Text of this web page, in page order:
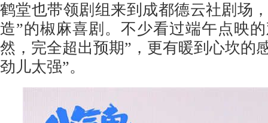
鹤堂也带领剧组来到成都德云社剧场
造”的椒麻喜剧。不少看过端午点映
然，完全超出预期”，更有暖到心坎的
劲 儿太强”。